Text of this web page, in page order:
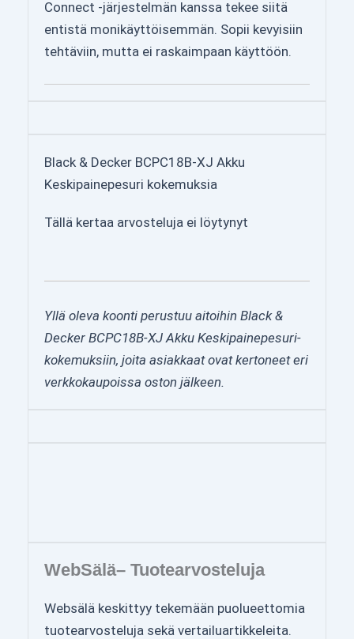
Connect -järjestelmän kanssa tekee siitä
entistä monikäyttöisemmän. Sopii kevyisiin
tehtäviin, mutta ei raskaimpaan käyttöön.
Black & Decker BCPC18B-XJ Akku
Keskipainepesuri kokemuksia
Tällä kertaa arvosteluja ei löytynyt
Yllä oleva koonti perustuu aitoihin Black &
Decker BCPC18B-XJ Akku Keskipainepesuri-
kokemuksiin, joita asiakkaat ovat kertoneet eri
verkkokaupoissa oston jälkeen.
WebSälä– Tuotearvosteluja
Websälä keskittyy tekemään puolueettomia
tuotearvosteluja sekä vertailuartikkeleita.